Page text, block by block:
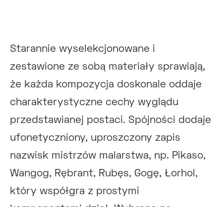
Starannie wyselekcjonowane i
zestawione ze sobą materiały sprawiają,
że każda kompozycja doskonale oddaje
charakterystyczne cechy wyglądu
przedstawianej postaci. Spójności dodaje
ufonetyczniony, uproszczony zapis
nazwisk mistrzów malarstwa, np. Pikaso,
Wangog, Rębrant, Rubęs, Gogę, Łorhol,
który współgra z prostymi